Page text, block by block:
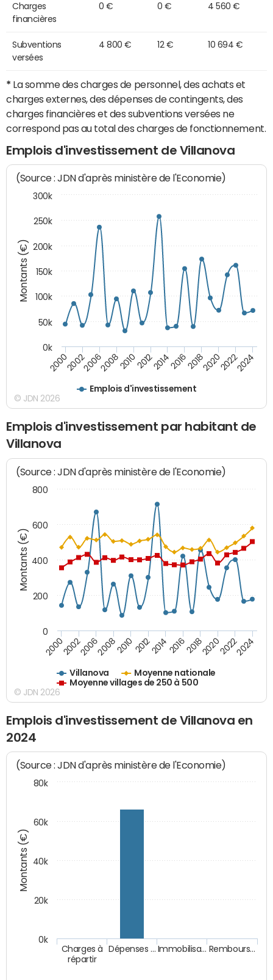
Charges
financières
0 € 0 € 4 560 €
Subventions
versées
4 800 € 12 € 10 694 €
* La somme des charges de personnel, des achats et
charges externes, des dépenses de contingents, des
charges financières et des subventions versées ne
correspond pas au total des charges de fonctionnement.
Emplois d'investissement de Villanova
Montants (€)
(Source : JDN d'après ministère de l'Economie)
Emplois d'investissement
200020022006200820102012201420162018202020222024
0k
50k
100k
150k
200k
250k
300k
© JDN 2026
Emplois d'investissement par habitant de
Villanova
Montants (€)
(Source : JDN d'après ministère de l'Economie)
Villanova
Moyenne nationale
Moyenne villages de 250 à 500
20002002200620082010 2012201420162018202020222024
0
200
400
600
800
© JDN 2026
Emplois d'investissement de Villanova en
2024
Montants (€)
(Source : JDN d'après ministère de l'Economie)
Charges à
répartir
Dépenses … Immobilisa… Rembours…
0k
20k
40k
60k
80k